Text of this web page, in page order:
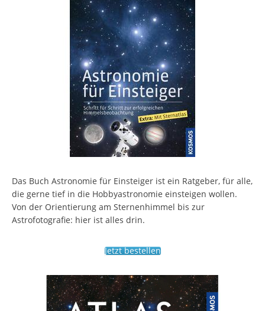
Das Buch Astronomie für Einsteiger ist ein Ratgeber, für alle,
die gerne tief in die Hobbyastronomie einsteigen wollen.
Von der Orientierung am Sternenhimmel bis zur
Astrofotografie: hier ist alles drin.
Jetzt bestellen